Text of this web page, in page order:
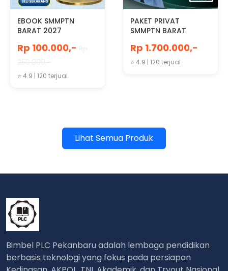
EBOOK SMMPTN
BARAT 2027
Rp 100.000,-
⭐ 4.9 | 120 terjual
PAKET PRIVAT
SMMPTN BARAT
Rp 1.700.000,-
⭐ 4.9 | 120 terjual
Lihat Semua Produk
Bimbel PLC Pekanbaru adalah lembaga pendidikan
berbasis teknologi yang fokus pada persiapan